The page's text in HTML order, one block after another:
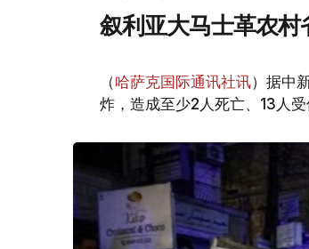
叙利亚大马士革农村
（哈萨克国际通讯社讯）据中
炸，造成至少2人死亡、13人